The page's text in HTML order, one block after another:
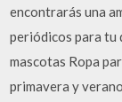
encontrarás una
periódicos para tu
mascotas Ropa
primavera y